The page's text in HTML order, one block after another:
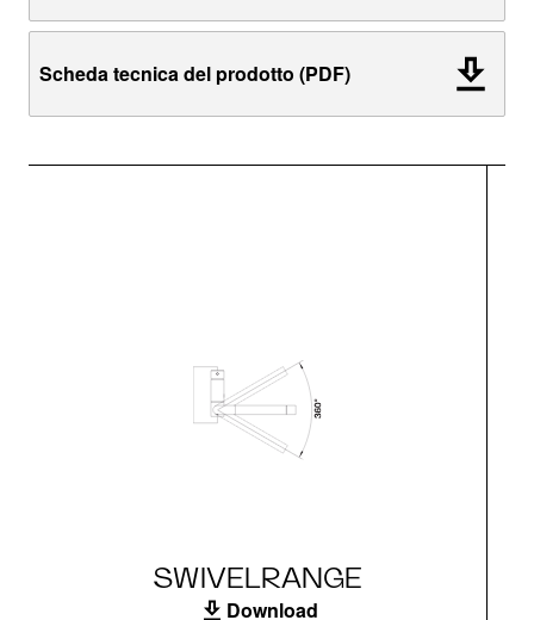
Scheda tecnica del prodotto (PDF)
SWIVELRANGE
Download